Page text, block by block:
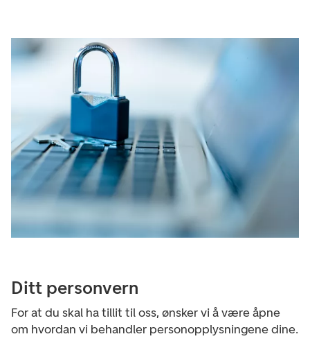
Ditt personvern
For at du skal ha tillit til oss, ønsker vi å være åpne
om hvordan vi behandler personopplysningene dine.